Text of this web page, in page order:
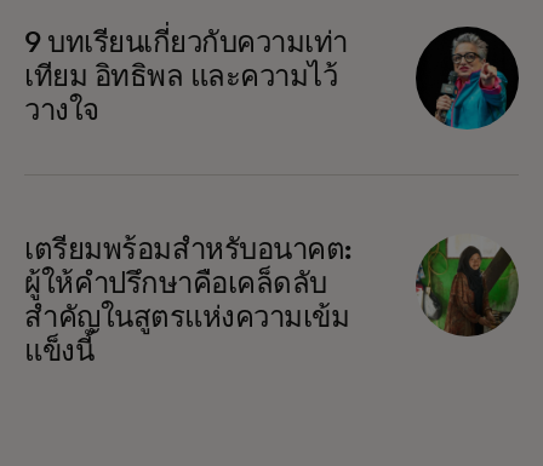
9 บทเรียนเกี่ยวกับความเท่า
เทียม อิทธิพล และความไว้
วางใจ
เตรียมพร้อมสำหรับอนาคต:
ผู้ให้คำปรึกษาคือเคล็ดลับ
สำคัญในสูตรแห่งความเข้ม
แข็งนี้